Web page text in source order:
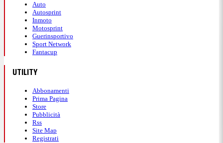
Auto
Autosprint
Inmoto
Motosprint
Guerinsportivo
Sport Network
Fantacup
UTILITY
Abbonamenti
Prima Pagina
Store
Pubblicità
Rss
Site Map
Registrati